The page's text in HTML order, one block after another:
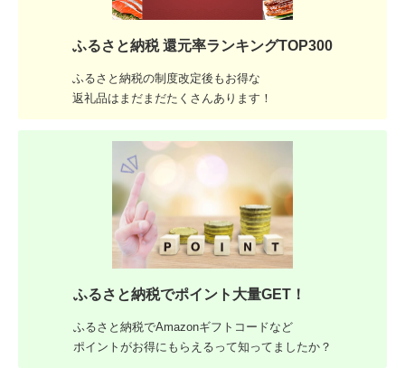
ふるさと納税 還元率ランキングTOP300
ふるさと納税の制度改定後もお得な
返礼品はまだまだたくさんあります！
ふるさと納税でポイント大量GET！
ふるさと納税でAmazonギフトコードなど
ポイントがお得にもらえるって知ってましたか？